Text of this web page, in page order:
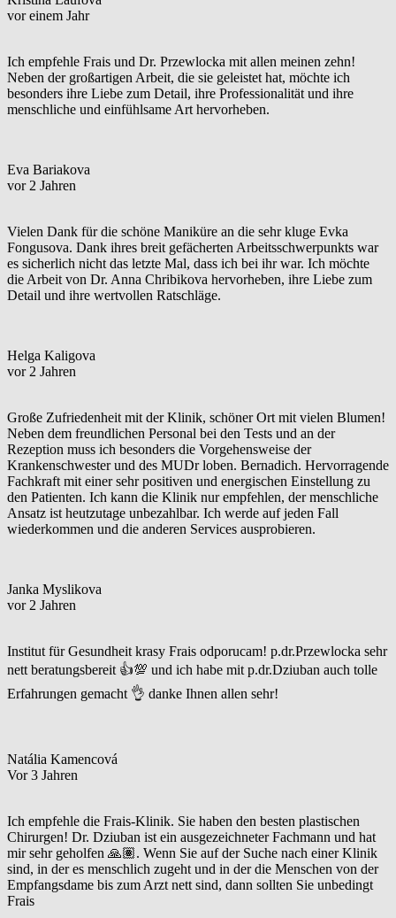
vor einem Jahr
Ich empfehle Frais und Dr. Przewlocka mit allen meinen zehn!
Neben der großartigen Arbeit, die sie geleistet hat, möchte ich
besonders ihre Liebe zum Detail, ihre Professionalität und ihre
menschliche und einfühlsame Art hervorheben.
Eva Bariakova
vor 2 Jahren
Vielen Dank für die schöne Maniküre an die sehr kluge Evka
Fongusova. Dank ihres breit gefächerten Arbeitsschwerpunkts war
es sicherlich nicht das letzte Mal, dass ich bei ihr war. Ich möchte
die Arbeit von Dr. Anna Chribikova hervorheben, ihre Liebe zum
Detail und ihre wertvollen Ratschläge.
Helga Kaligova
vor 2 Jahren
Große Zufriedenheit mit der Klinik, schöner Ort mit vielen Blumen!
Neben dem freundlichen Personal bei den Tests und an der
Rezeption muss ich besonders die Vorgehensweise der
Krankenschwester und des MUDr loben. Bernadich. Hervorragende
Fachkraft mit einer sehr positiven und energischen Einstellung zu
den Patienten. Ich kann die Klinik nur empfehlen, der menschliche
Ansatz ist heutzutage unbezahlbar. Ich werde auf jeden Fall
wiederkommen und die anderen Services ausprobieren.
Janka Myslikova
vor 2 Jahren
Institut für Gesundheit krasy Frais odporucam! p.dr.Przewlocka sehr
nett beratungsbereit 👍💯 und ich habe mit p.dr.Dziuban auch tolle
Erfahrungen gemacht 👌 danke Ihnen allen sehr!
Natália Kamencová
Vor 3 Jahren
Ich empfehle die Frais-Klinik. Sie haben den besten plastischen
Chirurgen! Dr. Dziuban ist ein ausgezeichneter Fachmann und hat
mir sehr geholfen 🙏🏽. Wenn Sie auf der Suche nach einer Klinik
sind, in der es menschlich zugeht und in der die Menschen von der
Empfangsdame bis zum Arzt nett sind, dann sollten Sie unbedingt
Frais